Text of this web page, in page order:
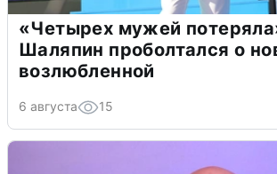
«Четырех мужей
Шаляпин проболтался о
возлюбленной
6 августа 15